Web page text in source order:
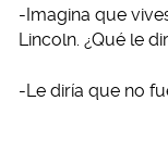
-Imagina que
Lincoln. ¿Qué le
-Le diría que no